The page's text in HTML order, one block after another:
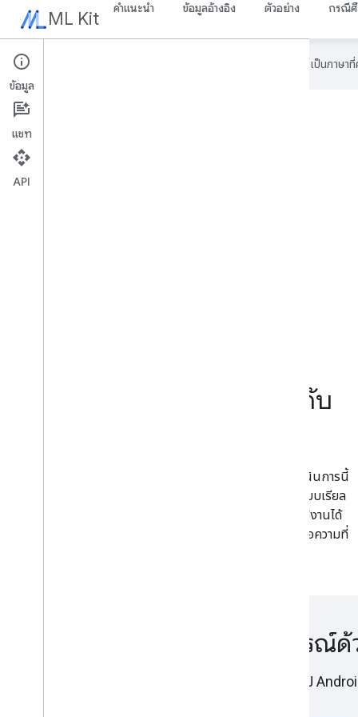
ML Kit คำแนะนำ ข้อมูลอ้างอิง ตัวอย่าง กรณีศึ
Google ใช้เทคโนโลยี AI เพื่อแปลเนื้อหาเป็นภา
ปรับประสิทธิภาพให้เหมาะกับ
การประมวลผลของ ML Kit จะเกิดขึ้นบนอุปกรณ์ การดำเนินการนี้
ช่วยให้ดำเนินการได้รวดเร็วและปลดล็อกกรณีการใช้งานแบบเรียล
ไทม์ เช่น การประมวลผลข้อมูลจากกล้อง นอกจากนี้ยังใช้งานได้
ขณะออฟไลน์และสามารถใช้ในการประมวลผลรูปภาพและข้อความที่
เริ่มต้นใช้งาน GenAI ในอุปกรณ์
ใช้ประโยชน์จาก Generative AI ในอุปกรณ์สำหรับแอป
ข้อมูล
แชท
API